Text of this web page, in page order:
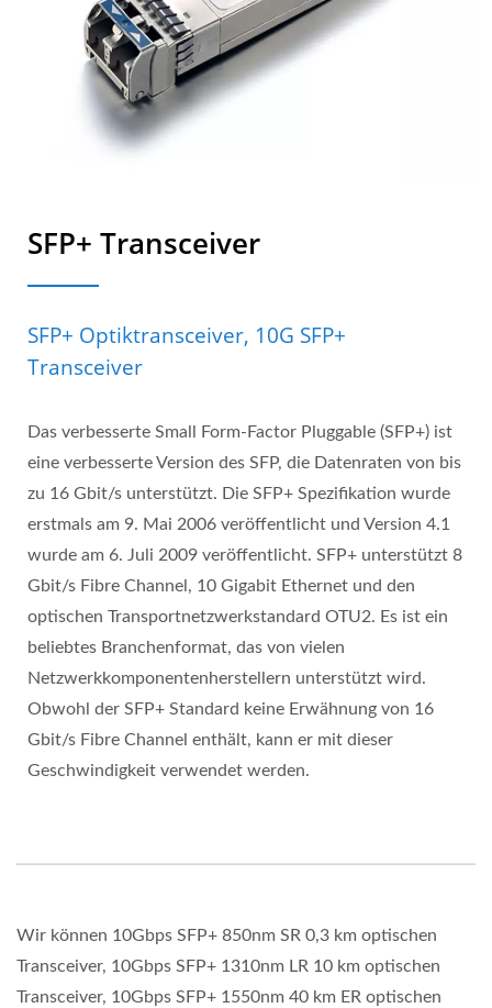
SFP+ Transceiver
SFP+ Optiktransceiver, 10G SFP+
Transceiver
Das verbesserte Small Form-Factor Pluggable (SFP+) ist
eine verbesserte Version des SFP, die Datenraten von bis
zu 16 Gbit/s unterstützt. Die SFP+ Spezifikation wurde
erstmals am 9. Mai 2006 veröffentlicht und Version 4.1
wurde am 6. Juli 2009 veröffentlicht. SFP+ unterstützt 8
Gbit/s Fibre Channel, 10 Gigabit Ethernet und den
optischen Transportnetzwerkstandard OTU2. Es ist ein
beliebtes Branchenformat, das von vielen
Netzwerkkomponentenherstellern unterstützt wird.
Obwohl der SFP+ Standard keine Erwähnung von 16
Gbit/s Fibre Channel enthält, kann er mit dieser
Geschwindigkeit verwendet werden.
Wir können 10Gbps SFP+ 850nm SR 0,3 km optischen
Transceiver, 10Gbps SFP+ 1310nm LR 10 km optischen
Transceiver, 10Gbps SFP+ 1550nm 40 km ER optischen